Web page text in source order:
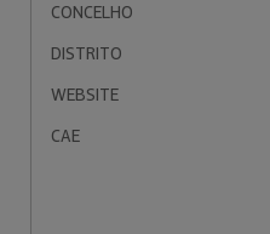
CONCELHO
DISTRITO
WEBSITE
CAE